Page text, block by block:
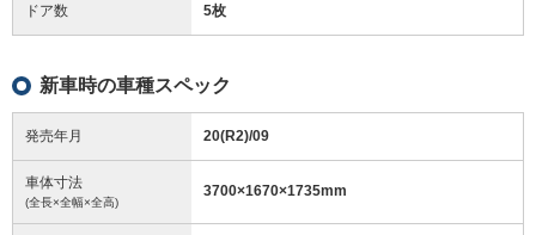
ドア数 5枚
新車時の車種スペック
発売年月 20(R2)/09
車体寸法
(全長×全幅×全高)
3700×1670×1735mm